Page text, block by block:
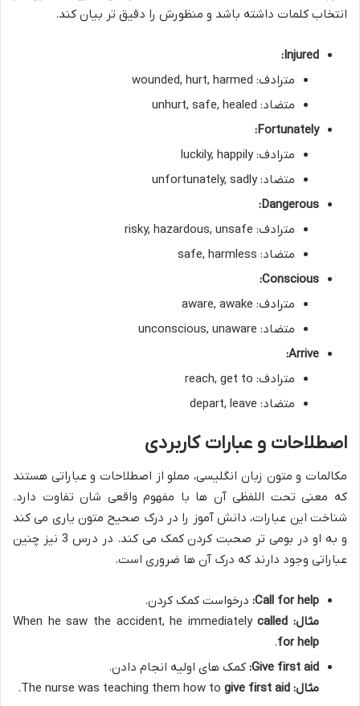
انتخاب کلمات داشته باشد و منظورش را دقیق تر بیان کند.
Injured:
مترادف: wounded, hurt, harmed
متضاد: unhurt, safe, healed
Fortunately:
مترادف: luckily, happily
متضاد: unfortunately, sadly
Dangerous:
مترادف: risky, hazardous, unsafe
متضاد: safe, harmless
Conscious:
مترادف: aware, awake
متضاد: unconscious, unaware
Arrive:
مترادف: reach, get to
متضاد: depart, leave
اصطلاحات و عبارات کاربردی
مکالمات و متون زبان انگلیسی، مملو از اصطلاحات و عباراتی هستند
که معنی تحت اللفظی آن ها با مفهوم واقعی شان تفاوت دارد.
شناخت این عبارات، دانش آموز را در درک صحیح متون یاری می کند
و به او در بومی تر صحبت کردن کمک می کند. در درس 3 نیز چنین
عباراتی وجود دارند که درک آن ها ضروری است.
Call for help: درخواست کمک کردن.
مثال: called
for help
.
Give first aid: کمک های اولیه انجام دادن.
مثال: give first aid
.